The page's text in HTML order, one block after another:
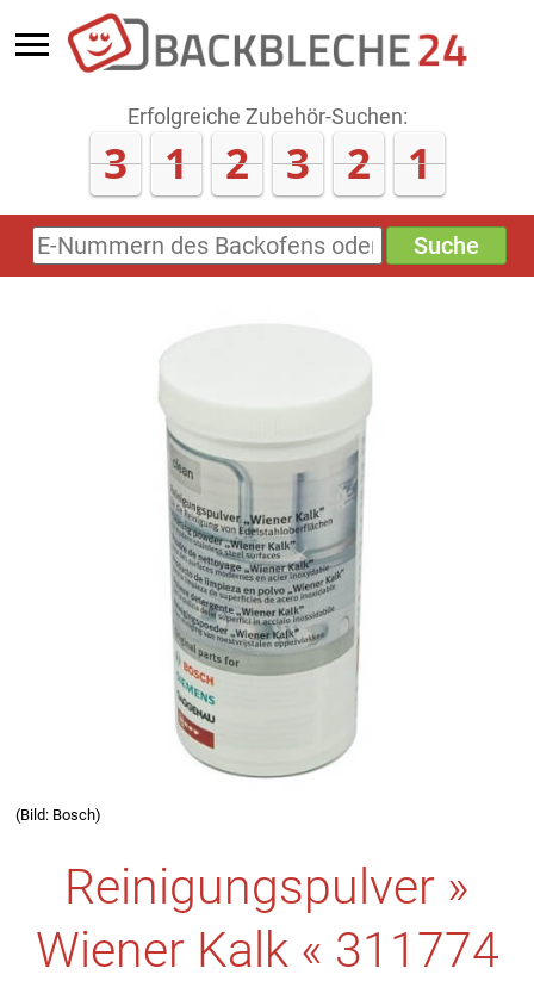
Erfolgreiche Zubehör-Suchen:
3 1 2 3 2 1
E-
Nummern
Suche
(Bild: Bosch)
Reinigungspulver »
Wiener Kalk « 311774